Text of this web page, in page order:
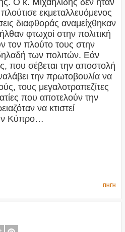
εκμεταλλευόμενος
διαφθοράς αναμείχθηκαν
φτωχοί στην πολιτική
τον πλούτο τους στην
των πολιτών. Εάν
που σέβεται την αποστολή
την πρωτοβουλία να
τους μεγαλοτραπεζίτες
που αποτελούν την
να κτιστεί
Κύπρο…
ΠΗΓΗ